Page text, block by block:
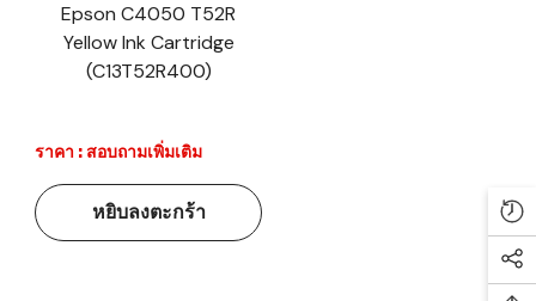
Epson C4050 T52R
Yellow Ink Cartridge
(C13T52R400)
ราคา : สอบถามเพิ่มเติม
หยิบลงตะกร้า